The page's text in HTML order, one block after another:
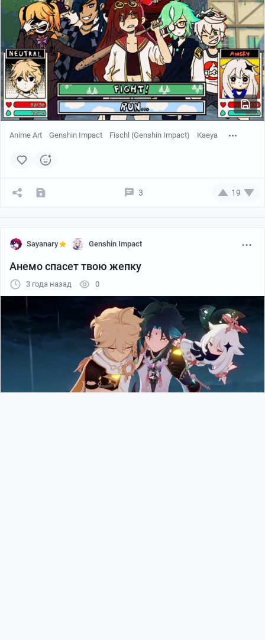
Anime Art Genshin Impact Fischl (Genshin Impact) Kaeya
3 19
Sayanary Genshin Impact
Анемо спасет твою жепку
3 года назад 0